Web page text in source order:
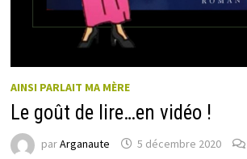
AINSI PARLAIT MA MÈRE
Le goût de lire…en vidéo !
parArganaute 5 décembre 2020